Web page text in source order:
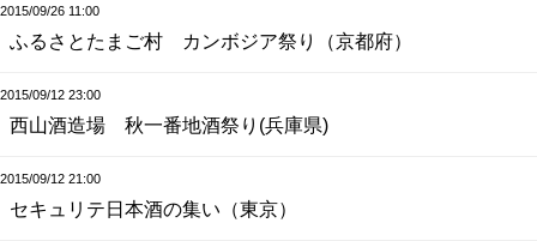
2015/09/26 11:00
ふるさとたまご村 カンボジア祭り（京都府）
2015/09/12 23:00
西山酒造場 秋一番地酒祭り(兵庫県)
2015/09/12 21:00
セキュリテ日本酒の集い（東京）